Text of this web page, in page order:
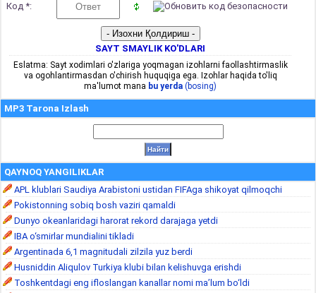
Код *:
SAYT SMAYLIK KO'DLARI
Eslatma: Sayt xodimlari o'zlariga yoqmagan izohlarni faollashtirmaslik
va ogohlantirmasdan o'chirish huquqiga ega. Izohlar haqida to'liq
ma'lumot mana bu yerda (bosing)
MP3 Tarona Izlash
QAYNOQ YANGILIKLAR
APL klublari Saudiya Arabistoni ustidan FIFAga shikoyat qilmoqchi
Pokistonning sobiq bosh vaziri qamaldi
Dunyo okeanlaridagi harorat rekord darajaga yetdi
IBA o‘smirlar mundialini tikladi
Argentinada 6,1 magnitudali zilzila yuz berdi
Husniddin Aliqulov Turkiya klubi bilan kelishuvga erishdi
Toshkentdagi eng ifloslangan kanallar nomi ma’lum bo‘ldi